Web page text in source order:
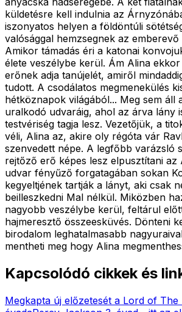
küldetésre kell indulnia az
iszonyatos helyen a földöntúli
valósággal hemzsegnek az
Amikor támadás éri a katonai
élete veszélybe kerül. Ám Alina
erőnek adja tanújelét, amiről
tudott. A csodálatos megmenekülés
hétköznapok világából... Meg sem áll
uralkodó udvaráig, ahol az árva lány
testvériség tagja lesz. Vezetőjük, a
véli, Alina az, akire oly régóta vár
szenvedett népe. A legfőbb varázsló
rejtőző erő képes lesz elpusztítani
udvar fényűző forgatagában sokan
kegyeltjének tartják a lányt, aki csak
beilleszkedni Mal nélkül. Miközben
nagyobb veszélybe kerül, feltárul
hajmeresztő összeesküvés. Dönteni
birodalom leghatalmasabb
mentheti meg hogy Alina
Kapcsolódó cikkek és
Megkapta új előzetesét a Lord of The